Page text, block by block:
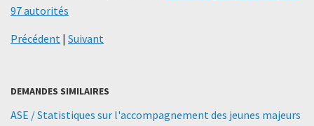
97 autorités
Précédent | Suivant
DEMANDES SIMILAIRES
ASE / Statistiques sur l'accompagnement des jeunes majeurs